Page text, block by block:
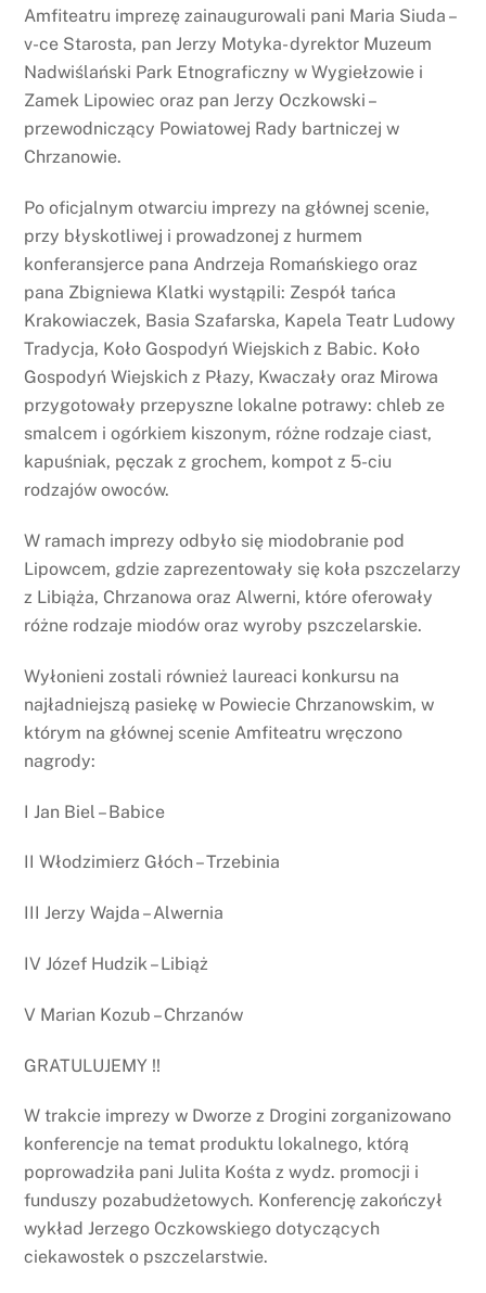
Amfiteatru imprezę zainaugurowali pani Maria Siuda –
v-ce Starosta, pan Jerzy Motyka- dyrektor Muzeum
Nadwiślański Park Etnograficzny w Wygiełzowie i
Zamek Lipowiec oraz pan Jerzy Oczkowski –
przewodniczący Powiatowej Rady bartniczej w
Chrzanowie.
Po oficjalnym otwarciu imprezy na głównej scenie,
przy błyskotliwej i prowadzonej z hurmem
konferansjerce pana Andrzeja Romańskiego oraz
pana Zbigniewa Klatki wystąpili: Zespół tańca
Krakowiaczek, Basia Szafarska, Kapela Teatr Ludowy
Tradycja, Koło Gospodyń Wiejskich z Babic. Koło
Gospodyń Wiejskich z Płazy, Kwaczały oraz Mirowa
przygotowały przepyszne lokalne potrawy: chleb ze
smalcem i ogórkiem kiszonym, różne rodzaje ciast,
kapuśniak, pęczak z grochem, kompot z 5-ciu
rodzajów owoców.
W ramach imprezy odbyło się miodobranie pod
Lipowcem, gdzie zaprezentowały się koła pszczelarzy
z Libiąża, Chrzanowa oraz Alwerni, które oferowały
różne rodzaje miodów oraz wyroby pszczelarskie.
Wyłonieni zostali również laureaci konkursu na
najładniejszą pasiekę w Powiecie Chrzanowskim, w
którym na głównej scenie Amfiteatru wręczono
nagrody:
I Jan Biel – Babice
II Włodzimierz Głóch – Trzebinia
III Jerzy Wajda – Alwernia
IV Józef Hudzik – Libiąż
V Marian Kozub – Chrzanów
GRATULUJEMY !!
W trakcie imprezy w Dworze z Drogini zorganizowano
konferencje na temat produktu lokalnego, którą
poprowadziła pani Julita Kośta z wydz. promocji i
funduszy pozabudżetowych. Konferencję zakończył
wykład Jerzego Oczkowskiego dotyczących
ciekawostek o pszczelarstwie.